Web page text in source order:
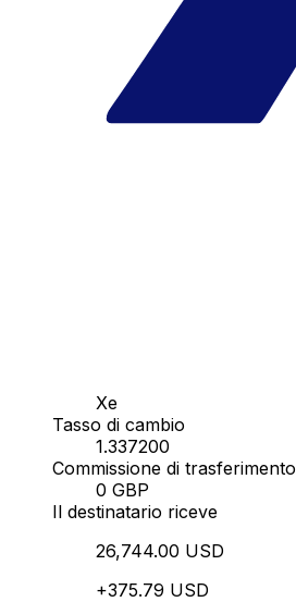
Xe
Tasso di cambio
1.337200
Commissione di trasferimento
0 GBP
Il destinatario riceve
26,744.00 USD
+375.79 USD